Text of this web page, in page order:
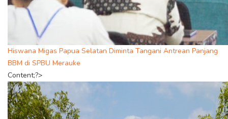
Hiswana Migas Papua Selatan Diminta Tangani Antrean Panjang
BBM di SPBU Merauke
Content;?>